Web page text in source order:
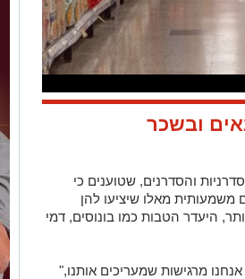
ובשכר
והסדרנים, שטוענים כי
מאלו שיציעו להן
היעדר הטבות כמו בונוסים, דמי
מרגישות שמעריכים אותנו,"